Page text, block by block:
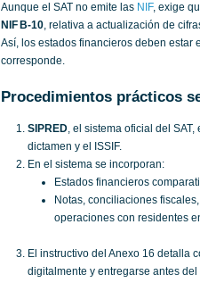
Aunque el SAT no emite las NIF, exige
NIF B‑10, relativa a actualización de
Así, los estados financieros deben estar
corresponde.
Procedimientos prácticos
SIPRED, el sistema oficial del
dictamen y el ISSIF.
En el sistema se incorporan:
Estados financieros
Notas, conciliaciones
operaciones con residentes
El instructivo del Anexo 16 detalla
digitalmente y entregarse antes del